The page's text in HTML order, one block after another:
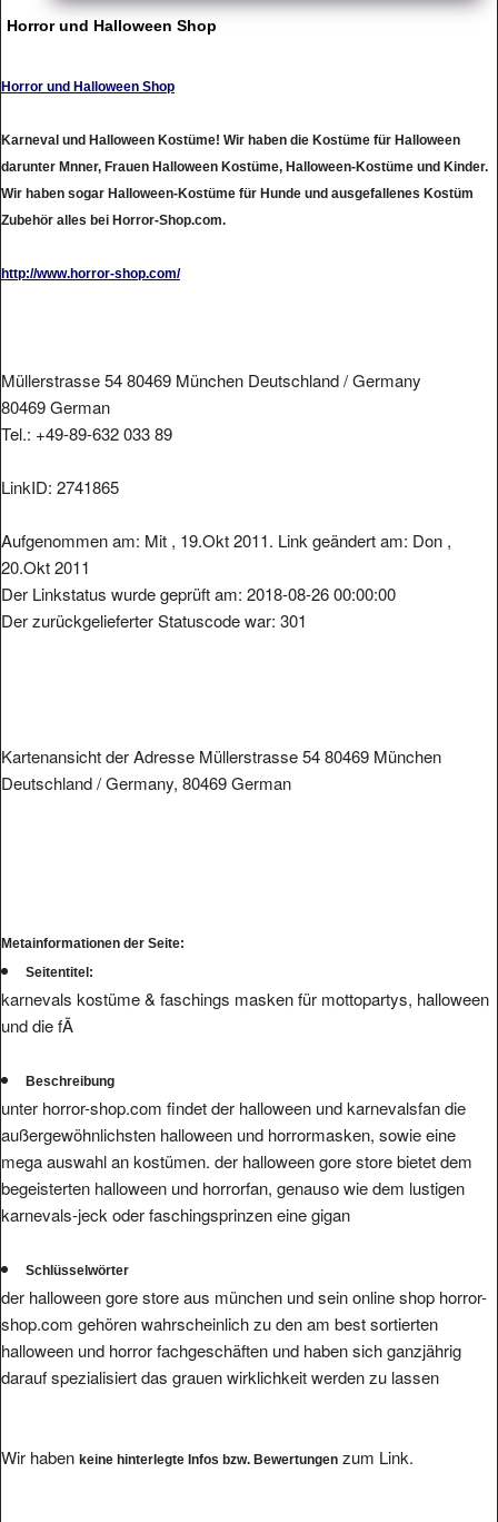
Horror und Halloween Shop
Horror und Halloween Shop
Karneval und Halloween Kostüme! Wir haben die Kostüme für Halloween
darunter Mnner, Frauen Halloween Kostüme, Halloween-Kostüme und Kinder.
Wir haben sogar Halloween-Kostüme für Hunde und ausgefallenes Kostüm
Zubehör alles bei Horror-Shop.com.
http://www.horror-shop.com/
Müllerstrasse 54 80469 München Deutschland / Germany
80469 German
Tel.: +49-89-632 033 89
LinkID: 2741865
Aufgenommen am: Mit , 19.Okt 2011. Link geändert am: Don ,
20.Okt 2011
Der Linkstatus wurde geprüft am: 2018-08-26 00:00:00
Der zurückgelieferter Statuscode war: 301
Kartenansicht der Adresse Müllerstrasse 54 80469 München
Deutschland / Germany, 80469 German
Metainformationen der Seite:
Seitentitel:
karnevals kostüme & faschings masken für mottopartys, halloween
und die fÃ
Beschreibung
unter horror-shop.com findet der halloween und karnevalsfan die
außergewöhnlichsten halloween und horrormasken, sowie eine
mega auswahl an kostümen. der halloween gore store bietet dem
begeisterten halloween und horrorfan, genauso wie dem lustigen
karnevals-jeck oder faschingsprinzen eine gigan
Schlüsselwörter
der halloween gore store aus münchen und sein online shop horror-
shop.com gehören wahrscheinlich zu den am best sortierten
halloween und horror fachgeschäften und haben sich ganzjährig
darauf spezialisiert das grauen wirklichkeit werden zu lassen
Wir haben keine hinterlegte Infos bzw. Bewertungen zum Link.